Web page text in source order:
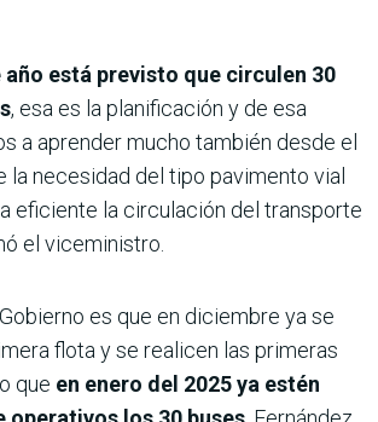
año está previsto que circulen 30
, esa es la planificación y de esa
a aprender mucho también desde el
la necesidad del tipo pavimento vial
eficiente la circulación del transporte
el viceministro.
es que en diciembre ya se
flota y se realicen las primeras
que en enero del 2025 ya estén